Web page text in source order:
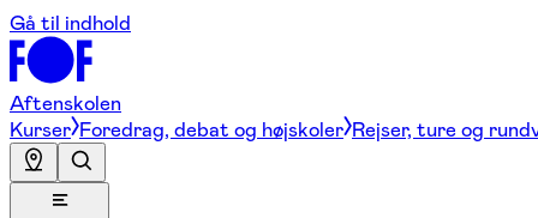
Gå til indhold
Aftenskolen
Kurser Foredrag, debat og højskoler Rejser, ture og